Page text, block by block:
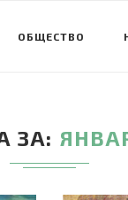
ОБЩЕСТВО
ЗА